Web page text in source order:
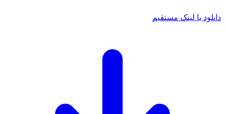
با لینک مستقیم